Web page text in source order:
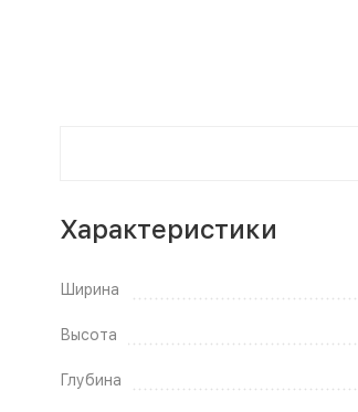
Характеристики
Ширина
Высота
Глубина